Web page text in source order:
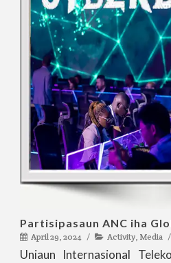
Partisipasaun ANC iha
April 29, 2024 Activity, Media
Uniaun Internasional